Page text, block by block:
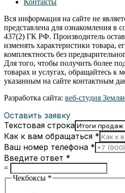
Контакты
Вся информация на сайте не
представлена для ознакомления в
437(2) ГК РФ. Производитель
изменять характеристики товара,
комплектность без
Для того, чтобы получить более
товарах и услугах, обращайтесь к
указанным на сайте контактным
Разработка сайта: веб-студия
Оставить заявку
Текстовая строка
Как к вам обращаться *
Ваш номер телефона *
Введите ответ *
=
Чекбоксы *